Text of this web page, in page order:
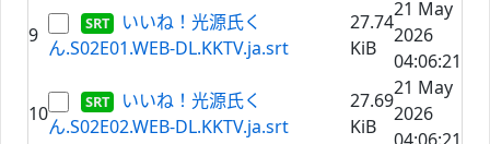
9
いいね！光源氏く
ん.S02E01.WEB-DL.KKTV.ja.srt
27.74
KiB
21 May
2026
04:06:21
10
いいね！光源氏く
ん.S02E02.WEB-DL.KKTV.ja.srt
27.69
KiB
21 May
2026
04:06:21